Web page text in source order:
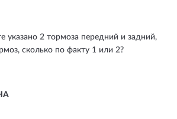
указано 2 тормоза передний и задний,
сколько по факту 1 или 2?